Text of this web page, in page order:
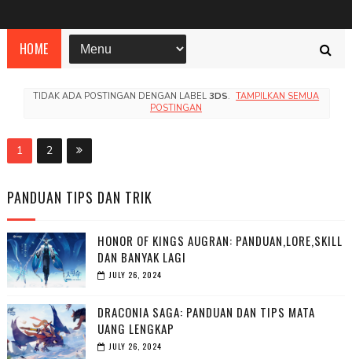
HOME
TIDAK ADA POSTINGAN DENGAN LABEL 3DS. TAMPILKAN SEMUA
POSTINGAN
1 2
PANDUAN TIPS DAN TRIK
HONOR OF KINGS AUGRAN: PANDUAN,LORE,SKILL
DAN BANYAK LAGI
JULY 26, 2024
DRACONIA SAGA: PANDUAN DAN TIPS MATA
UANG LENGKAP
JULY 26, 2024